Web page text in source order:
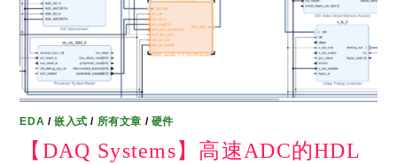
EDA /嵌入式 / 所有文章 / 硬件
【DAQ Systems】高速ADC的HDL